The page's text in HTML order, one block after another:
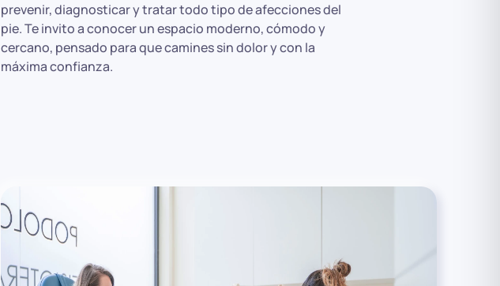
prevenir, diagnosticar y tratar todo tipo de afecciones del
pie. Te invito a conocer un espacio moderno, cómodo y
cercano, pensado para que camines sin dolor y con la
máxima confianza.